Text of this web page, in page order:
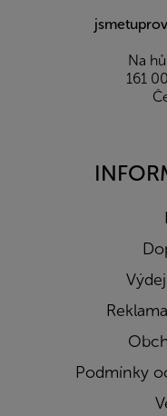
Na
161
Podmínky